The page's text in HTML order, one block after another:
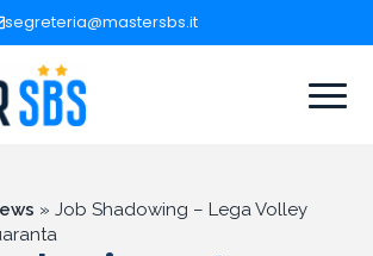
segreteria@mastersbs.it
» Job Shadowing – Lega Volley